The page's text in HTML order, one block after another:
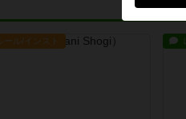
ール/インスト